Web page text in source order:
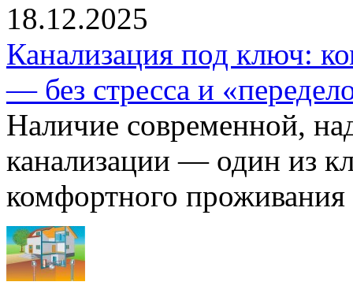
18.12.2025
Канализация под ключ:
— без стресса и
Наличие современной,
канализации — один из
комфортного проживания